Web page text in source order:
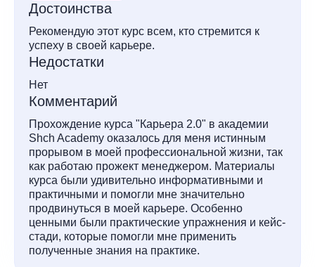
Достоинства
Рекомендую этот курс всем, кто стремится к
успеху в своей карьере.
Недостатки
Нет
Комментарий
Прохождение курса "Карьера 2.0" в академии
Shch Academy оказалось для меня истинным
прорывом в моей профессиональной жизни, так
как работаю прожект менеджером. Материалы
курса были удивительно информативными и
практичными и помогли мне значительно
продвинуться в моей карьере. Особенно
ценными были практические упражнения и кейс-
стади, которые помогли мне применить
полученные знания на практике.